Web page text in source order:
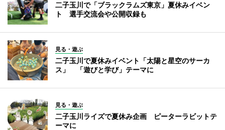
二子玉川で「ブラックラムズ東京」夏休みイベン
ト 選手交流会や公開収録も
見る・遊ぶ
二子玉川で夏休みイベント「太陽と星空のサーカ
ス」 「遊びと学び」テーマに
見る・遊ぶ
二子玉川ライズで夏休み企画 ピーターラビットテ
ーマに